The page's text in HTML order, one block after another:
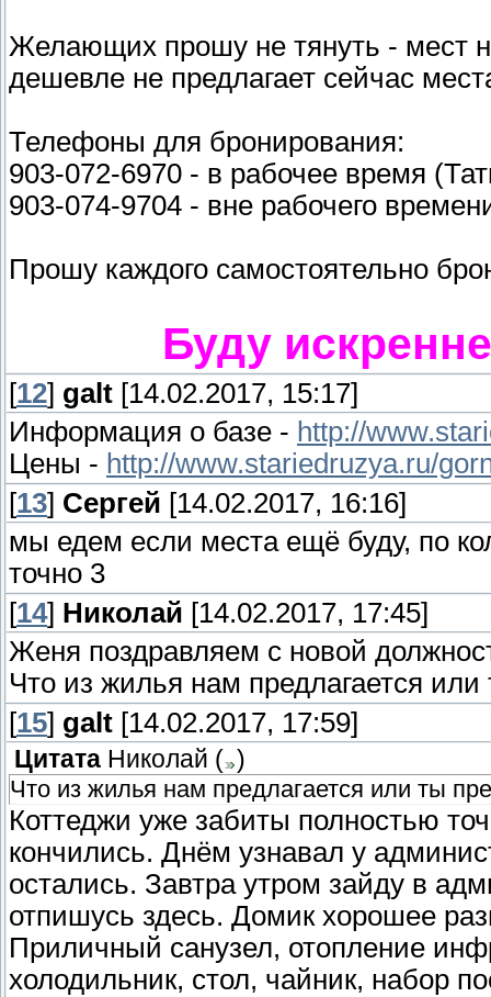
Желающих прошу не тянуть - мест
дешевле не предлагает сейчас
Телефоны для бронирования:
903-072-6970 - в рабочее время
903-074-9704 - вне рабочего
Прошу каждого самостоятельно
Буду
[12] galt [14.02.2017, 15:17]
Информация о базе - http://
Цены - http://www.stariedruzya.ru/
[13] Сергей [14.02.2017, 16:16]
мы едем если места ещё буду, по
точно 3
[14] Николай [14.02.2017, 17:45]
Женя поздравляем с новой
Что из жилья нам предлагается
[15] galt [14.02.2017, 17:59]
Цитата Николай ( )
Что из жилья нам предлагается или ты
Коттеджи уже забиты полностью
кончились. Днём узнавал у
остались. Завтра утром зайду в
отпишусь здесь. Домик хорошее
Приличный санузел, отопление
холодильник, стол, чайник, набор